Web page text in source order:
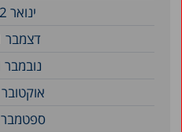
ינואר 2022
דצמבר 2021
נובמבר 2021
אוקטובר 2021
ספטמבר 2021